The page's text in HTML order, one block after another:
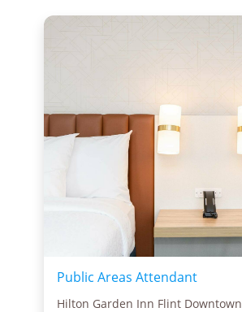
Public Areas Attendant
Hilton Garden Inn Flint Downtown